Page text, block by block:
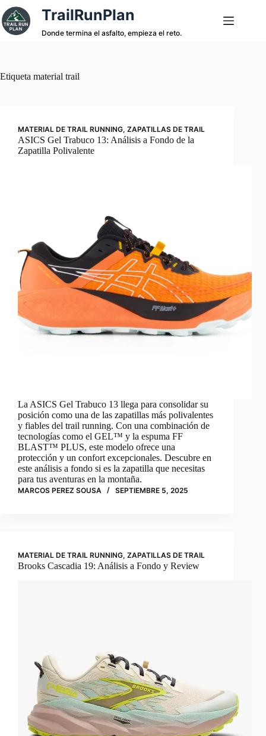
Saltar
al
contenido
TrailRunPlan
Donde termina el asfalto, empieza el reto.
Etiqueta material trail
MATERIAL DE TRAIL RUNNING, ZAPATILLAS DE TRAIL
ASICS Gel Trabuco 13: Análisis a Fondo de la
Zapatilla Polivalente
La ASICS Gel Trabuco 13 llega para consolidar su
posición como una de las zapatillas más polivalentes
y fiables del trail running. Con una combinación de
tecnologías como el GEL™ y la espuma FF
BLAST™ PLUS, este modelo ofrece una
protección y un confort excepcionales. Descubre en
este análisis a fondo si es la zapatilla que necesitas
para tus aventuras en la montaña.
MARCOS PEREZ SOUSA SEPTIEMBRE 5, 2025
MATERIAL DE TRAIL RUNNING, ZAPATILLAS DE TRAIL
Brooks Cascadia 19: Análisis a Fondo y Review